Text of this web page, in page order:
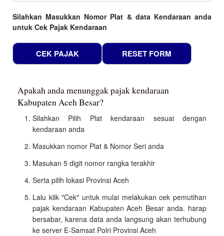
Silahkan Masukkan Nomor Plat & data Kendaraan anda
untuk Cek Pajak Kendaraan
Apakah anda menunggak pajak kendaraan
Kabupaten Aceh Besar?
Silahkan Pilih Plat kendaraan sesuai dengan
kendaraan anda
Masukkan nomor Plat & Nomor Seri anda
Masukan 5 digit nomor rangka terakhir
Serta pilih lokasi Provinsi Aceh
Lalu klik "Cek" untuk mulai melakukan cek pemutihan
pajak kendaraan Kabupaten Aceh Besar anda. harap
bersabar, karena data anda langsung akan terhubung
ke server E-Samsat Polri Provinsi Aceh